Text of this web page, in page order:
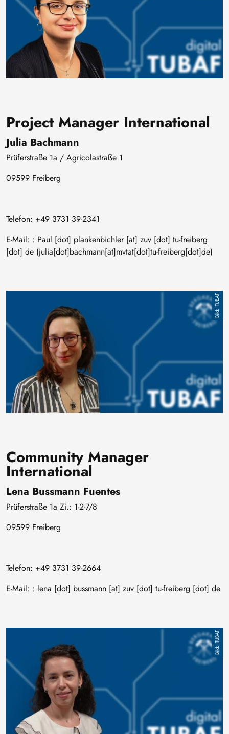
Project Manager International
Julia Bachmann
Prüferstraße 1a / Agricolastraße 1
09599 Freiberg
Telefon: +49 3731 39-2341
E-Mail: : Paul [dot] plankenbichler[at] zuv [dot] tu-freiberg
[dot] de (julia[dot]bachmann[at]mvtat[dot]tu-freiberg[dot]de)
TUBAF
Community Manager
International
Lena Bussmann Fuentes
Prüferstraße 1a Zi.: 1-2-7/8
09599 Freiberg
Telefon: +49 3731 39-2664
E-Mail: : lena [dot] bussmann [at] zuv [dot] tu-freiberg [dot] de
TUBAF